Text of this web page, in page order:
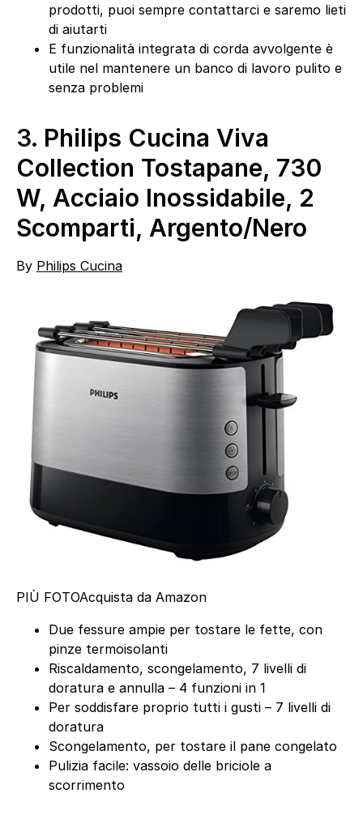
prodotti, puoi sempre contattarci e saremo lieti
di aiutarti
E funzionalità integrata di corda avvolgente è
utile nel mantenere un banco di lavoro pulito e
senza problemi
3. Philips Cucina Viva
Collection Tostapane, 730
W, Acciaio Inossidabile, 2
Scomparti, Argento/Nero
By Philips Cucina
PIÙ FOTOAcquista da Amazon
Due fessure ampie per tostare le fette, con
pinze termoisolanti
Riscaldamento, scongelamento, 7 livelli di
doratura e annulla – 4 funzioni in 1
Per soddisfare proprio tutti i gusti – 7 livelli di
doratura
Scongelamento, per tostare il pane congelato
Pulizia facile: vassoio delle briciole a
scorrimento